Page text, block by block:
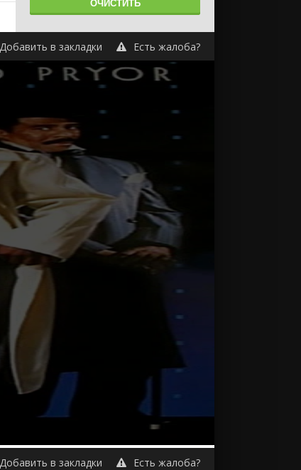
Добавить в закладки Есть жалоба?
Добавить в закладки Есть жалоба?